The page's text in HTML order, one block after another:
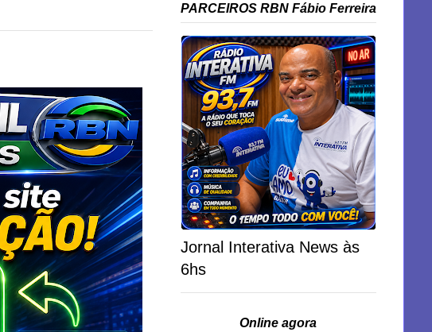
PARCEIROS RBN Fábio Ferreira
Jornal Interativa News às
6hs
Online agora